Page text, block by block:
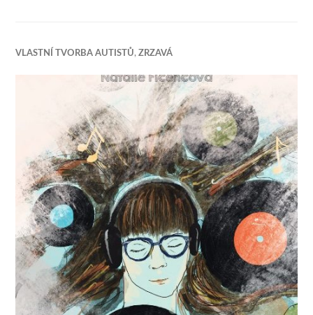
VLASTNÍ TVORBA AUTISTŮ,ZRZAVÁ